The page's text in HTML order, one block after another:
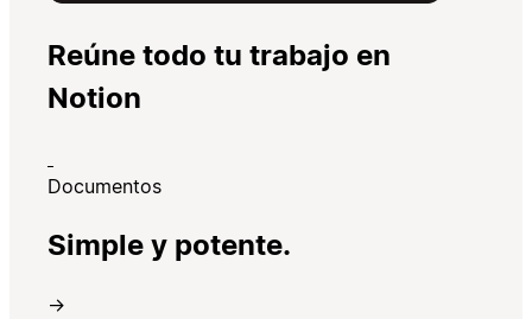
Reúne todo tu trabajo en
Notion
Documentos
Simple y potente.
→